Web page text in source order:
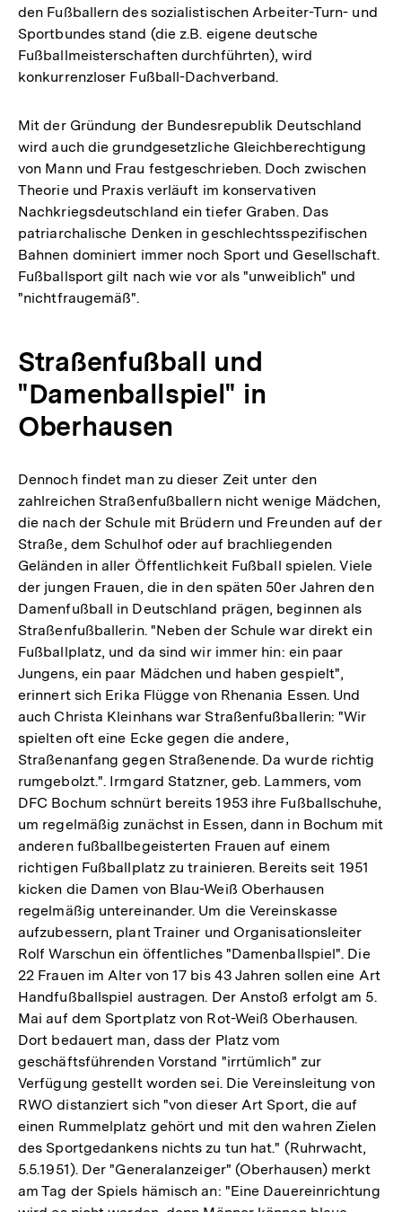
den Fußballern des sozialistischen Arbeiter-Turn- und
Sportbundes stand (die z.B. eigene deutsche
Fußballmeisterschaften durchführten), wird
konkurrenzloser Fußball-Dachverband.
Mit der Gründung der Bundesrepublik Deutschland
wird auch die grundgesetzliche Gleichberechtigung
von Mann und Frau festgeschrieben. Doch zwischen
Theorie und Praxis verläuft im konservativen
Nachkriegsdeutschland ein tiefer Graben. Das
patriarchalische Denken in geschlechtsspezifischen
Bahnen dominiert immer noch Sport und Gesellschaft.
Fußballsport gilt nach wie vor als "unweiblich" und
"nichtfraugemäß".
Straßenfußball und
"Damenballspiel" in
Oberhausen
Dennoch findet man zu dieser Zeit unter den
zahlreichen Straßenfußballern nicht wenige Mädchen,
die nach der Schule mit Brüdern und Freunden auf der
Straße, dem Schulhof oder auf brachliegenden
Geländen in aller Öffentlichkeit Fußball spielen. Viele
der jungen Frauen, die in den späten 50er Jahren den
Damenfußball in Deutschland prägen, beginnen als
Straßenfußballerin. "Neben der Schule war direkt ein
Fußballplatz, und da sind wir immer hin: ein paar
Jungens, ein paar Mädchen und haben gespielt",
erinnert sich Erika Flügge von Rhenania Essen. Und
auch Christa Kleinhans war Straßenfußballerin: "Wir
spielten oft eine Ecke gegen die andere,
Straßenanfang gegen Straßenende. Da wurde richtig
rumgebolzt.". Irmgard Statzner, geb. Lammers, vom
DFC Bochum schnürt bereits 1953 ihre Fußballschuhe,
um regelmäßig zunächst in Essen, dann in Bochum mit
anderen fußballbegeisterten Frauen auf einem
richtigen Fußballplatz zu trainieren. Bereits seit 1951
kicken die Damen von Blau-Weiß Oberhausen
regelmäßig untereinander. Um die Vereinskasse
aufzubessern, plant Trainer und Organisationsleiter
Rolf Warschun ein öffentliches "Damenballspiel". Die
22 Frauen im Alter von 17 bis 43 Jahren sollen eine Art
Handfußballspiel austragen. Der Anstoß erfolgt am 5.
Mai auf dem Sportplatz von Rot-Weiß Oberhausen.
Dort bedauert man, dass der Platz vom
geschäftsführenden Vorstand "irrtümlich" zur
Verfügung gestellt worden sei. Die Vereinsleitung von
RWO distanziert sich "von dieser Art Sport, die auf
einen Rummelplatz gehört und mit den wahren Zielen
des Sportgedankens nichts zu tun hat." (Ruhrwacht,
5.5.1951). Der "Generalanzeiger" (Oberhausen) merkt
am Tag der Spiels hämisch an: "Eine Dauereinrichtung